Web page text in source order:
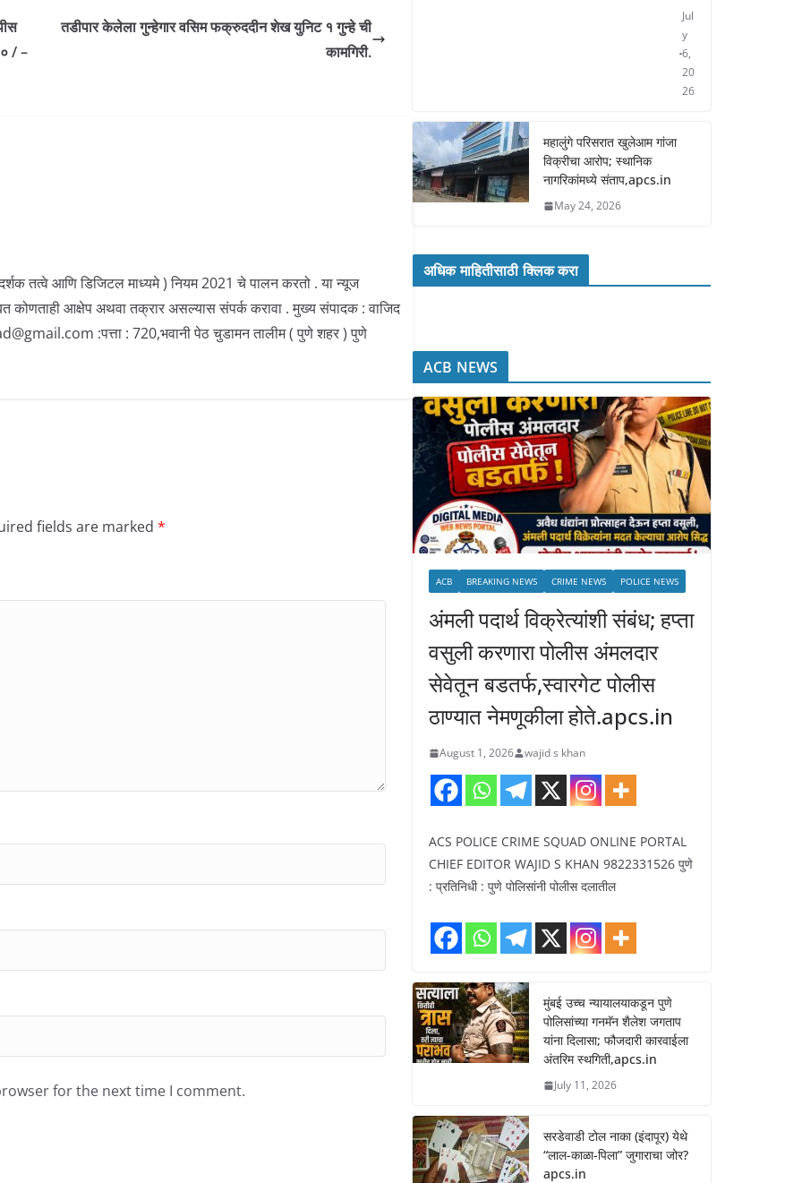
/ –
तडीपार केलेला गुन्हेगार वसिम फक्रुददीन शेख युनिट १ गुन्हे ची
कामगिरी.
तत्वे आणि डिजिटल माध्यमे ) नियम 2021 चे पालन करतो . या न्यूज
कोणताही आक्षेप अथवा तक्रार असल्यास संपर्क करावा . मुख्य संपादक : वाजिद
:पत्ता : 720,भवानी पेठ चुडामन तालीम ( पुणे शहर ) पुणे
fields are marked *
for the next time I comment.
Jul
y
6,
20
26
महालुंगे परिसरात खुलेआम गांजा
विक्रीचा आरोप; स्थानिक
नागरिकांमध्ये संताप,apcs.in
May 24, 2026
अधिक माहितीसाठी क्लिक करा
ACB NEWS
ACB BREAKING NEWS CRIME NEWS POLICE NEWS
अंमली पदार्थ विक्रेत्यांशी संबंध; हप्ता
वसुली करणारा पोलीस अंमलदार
सेवेतून बडतर्फ,स्वारगेट पोलीस
ठाण्यात नेमणूकीला होते.apcs.in
August 1, 2026 wajid s khan
ACS POLICE CRIME SQUAD ONLINE PORTAL
CHIEF EDITOR WAJID S KHAN 9822331526 पुणे
: प्रतिनिधी : पुणे पोलिसांनी पोलीस दलातील
मुंबई उच्च न्यायालयाकडून पुणे
पोलिसांच्या गनमॅन शैलेश जगताप
यांना दिलासा; फौजदारी कारवाईला
अंतरिम स्थगिती,apcs.in
July 11, 2026
सरडेवाडी टोल नाका (इंदापूर) येथे
“लाल-काळा-पिला” जुगाराचा जोर?
apcs.in